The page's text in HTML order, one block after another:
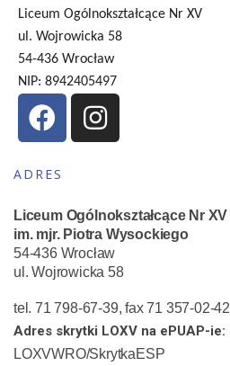
Liceum Ogólnokształcące Nr XV
ul. Wojrowicka 58
54-436 Wrocław
NIP: 8942405497
ADRES
Liceum Ogólnokształcące Nr XV
im. mjr. Piotra Wysockiego
54-436 Wrocław
ul. Wojrowicka 58
tel. 71 798-67-39, fax 71 357-02-42
Adres skrytki LOXV na ePUAP-ie:
LOXVWRO/SkrytkaESP